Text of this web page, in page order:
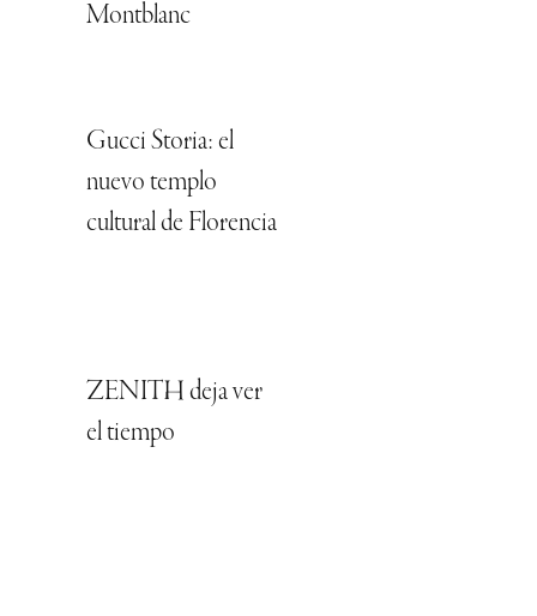
Montblanc
Gucci Storia: el
nuevo templo
cultural de Florencia
ZENITH deja ver
el tiempo